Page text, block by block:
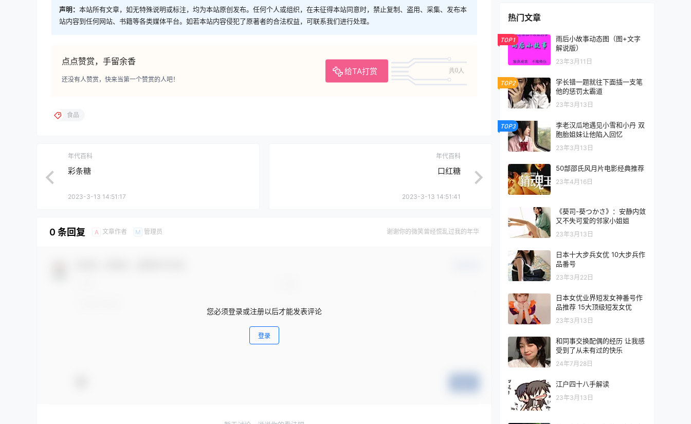
声明： 本站所有文章，如无特殊说明或标注，均为本站原创发布。任何个人或组织，在未征得本站同意时，禁止复制、盗用、采集、发布本
站内容到任何网站、书籍等各类媒体平台。如若本站内容侵犯了原著者的合法权益，可联系我们进行处理。
点点赞赏，手留余香
给TA打赏 共0人
还没有人赞赏，快来当第一个赞赏的人吧！
食品
年代百科
彩条糖
2023-3-13 14:51:17
年代百科
口红糖
2023-3-13 14:51:41
0 条回复 A 文章作者 M 管理员 谢谢你的微笑曾经慌乱过我的年华
您必须登录或注册以后才能发表评论
登录
热门文章
TOP1
雨后小故事动态图（图+文字
解说版）
23年3月11日
TOP2
学长错一题就往下面插一支笔
他的惩罚太霸道
23年3月13日
TOP3
李老汉瓜地遇见小雪和小丹 双
胞胎姐妹让他陷入回忆
23年3月13日
50部邵氏风月片电影经典推荐
23年4月16日
《葵司-葵つかさ》：安静内敛
又不失可爱的邻家小姐姐
23年3月13日
日本十大步兵女优 10大步兵作
品番号
23年3月22日
日本女优业界短发女神番号作
品推荐 15大顶级短发女优
23年3月13日
和同事交换配偶的经历 让我感
受到了从未有过的快乐
24年7月28日
江户四十八手解读
23年3月13日